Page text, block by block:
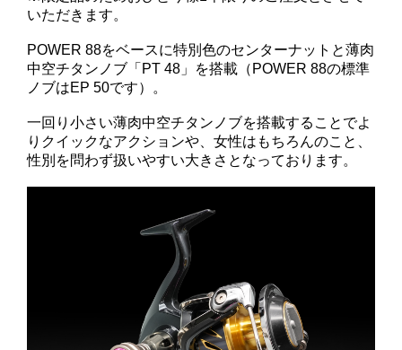
いただきます。
POWER 88をベースに特別色のセンターナットと薄肉
中空チタンノブ「PT 48」を搭載（POWER 88の標準
ノブはEP 50です）。
一回り小さい薄肉中空チタンノブを搭載することでよ
りクイックなアクションや、女性はもちろんのこと、
性別を問わず扱いやすい大きさとなっております。